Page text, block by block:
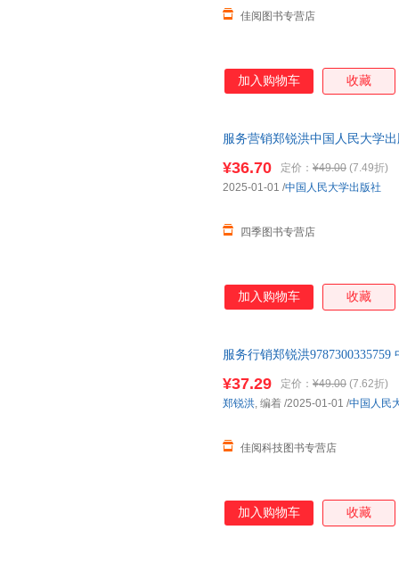
佳阅图书专营店
加入购物车 收藏
服务营销郑锐洪中国人民大学
¥36.70 定价： ¥49.00 (7.49折)
四季图书专营店
2025-01-01 /中国人民大学出版社
加入购物车 收藏
服务行销郑锐洪
¥37.29 定价： ¥49.00 (7.62折)
佳阅科技图书专营店
郑锐洪, 编着 /2025-01-01 /中国人民
加入购物车 收藏